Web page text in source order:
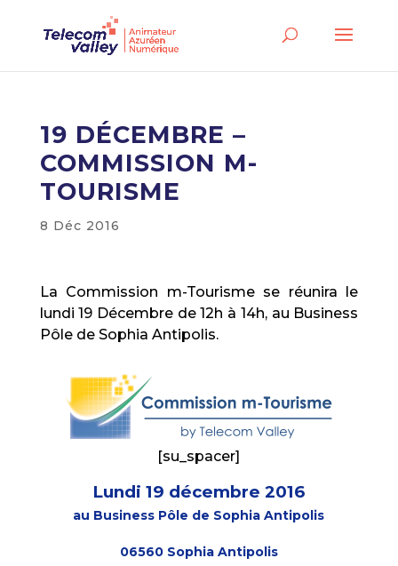
19 DÉCEMBRE –
COMMISSION M-
TOURISME
8 Déc 2016
La Commission m-Tourisme se réunira le
lundi 19 Décembre de 12h à 14h, au Business
Pôle de Sophia Antipolis.
[su_spacer]
Lundi 19 décembre 2016
au Business Pôle de Sophia Antipolis
06560 Sophia Antipolis